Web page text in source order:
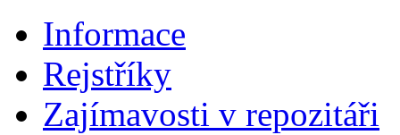
Informace
Rejstříky
Zajímavosti v repozitáři